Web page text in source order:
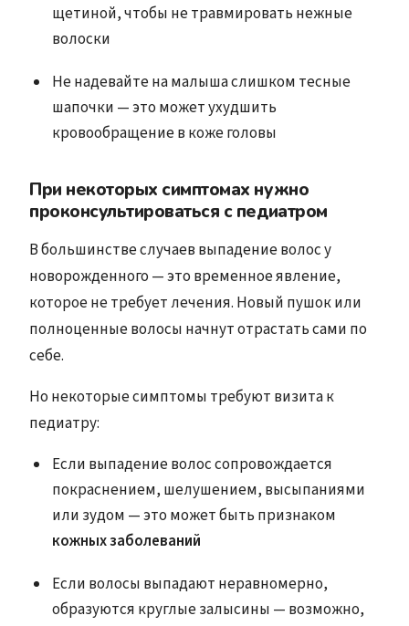
щетиной, чтобы не травмировать нежные
волоски
Не надевайте на малыша слишком тесные
шапочки — это может ухудшить
кровообращение в коже головы
При некоторых симптомах нужно
проконсультироваться с педиатром
В большинстве случаев выпадение волос у
новорожденного — это временное явление,
которое не требует лечения. Новый пушок или
полноценные волосы начнут отрастать сами по
себе.
Но некоторые симптомы требуют визита к
педиатру:
Если выпадение волос сопровождается
покраснением, шелушением, высыпаниями
или зудом — это может быть признаком
кожных заболеваний
Если волосы выпадают неравномерно,
образуются круглые залысины — возможно,